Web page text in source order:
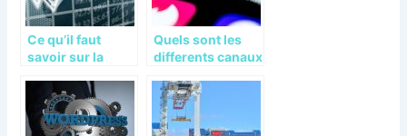
Ce qu’il faut
savoir sur la
chalandise
Quels sont les
differents canaux